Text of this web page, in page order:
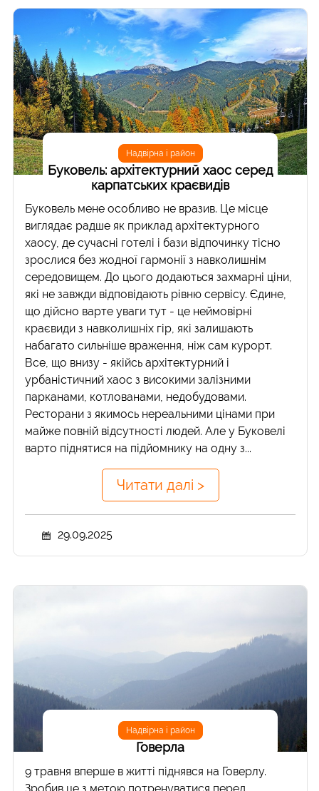
Надвірна і район
Буковель: архітектурний хаос серед
карпатських краєвидів
Буковель мене особливо не вразив. Це місце
виглядає радше як приклад архітектурного
хаосу, де сучасні готелі і бази відпочинку тісно
зрослися без жодної гармонії з навколишнім
середовищем. До цього додаються захмарні ціни,
які не завжди відповідають рівню сервісу. Єдине,
що дійсно варте уваги тут - це неймовірні
краєвиди з навколишніх гір, які залишають
набагато сильніше враження, ніж сам курорт.
Все, що внизу - якійсь архітектурний і
урбаністичний хаос з високими залізними
парканами, котлованами, недобудовами.
Ресторани з якимось нереальними цінами при
майже повній відсутності людей. Але у Буковелі
варто піднятися на підйомнику на одну з...
Читати далі >
29.09.2025
Надвірна і район
Говерла
9 травня вперше в житті піднявся на Говерлу.
Зробив це з метою потренуватися перед